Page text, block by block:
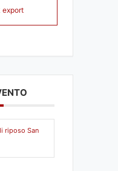
export
riposo San